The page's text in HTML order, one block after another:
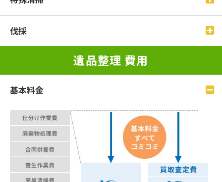
伐採
遺品整理 費⽤
基本料⾦